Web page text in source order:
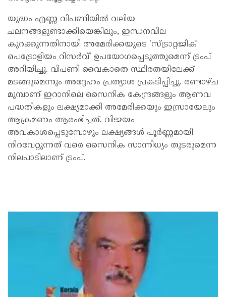
യുദ്ധം എണ്ണ വിപണിയിൽ വലിയ
ചലനങ്ങളുണ്ടാക്കിയെങ്കിലും, ഇന്ധനവില
കുറക്കുന്നതിനായി അമേരിക്കയുടെ 'സ്ട്രാറ്റജിക്
പെട്രോളിയം റിസർവ്' ഉപയോഗപ്പെടുത്തുമെന്ന് ട്രംപ്
അറിയിച്ചു. വിപണി വൈകാതെ സ്ഥിരതയിലേക്ക്
മടങ്ങുമെന്നും അദ്ദേഹം പ്രത്യാശ പ്രകടിപ്പിച്ചു. രണ്ടാഴ്ച
മുമ്പാണ് ഇറാനിലെ സൈനിക കേന്ദ്രങ്ങളും ആണവ
പദ്ധതികളും ലക്ഷ്യമാക്കി അമേരിക്കയും ഇസ്രായേലും
ആക്രമണം ആരംഭിച്ചത്. വിജയം
അവകാശപ്പെടുമ്പോഴും ലക്ഷ്യങ്ങൾ പൂർണ്ണമായി
നിറവേറ്റുന്നത് വരെ സൈനിക സാന്നിധ്യം തുടരുമെന്ന
നിലപാടിലാണ് ട്രംപ്.